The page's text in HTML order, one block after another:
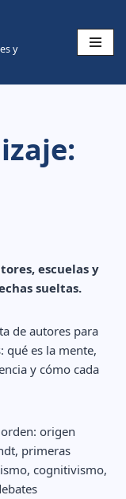
y
escuelas y
sueltas.
de autores para
qué es la mente,
y cómo cada
origen
primeras
cognitivismo,